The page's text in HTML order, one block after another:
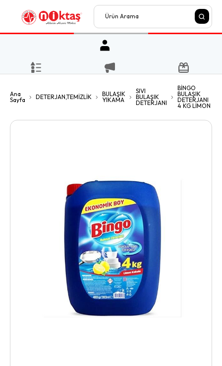
Ana
Sayfa
DETERJAN,TEMİZLİK
BULAŞIK
YIKAMA
SIVI
BULAŞIK
DETERJANI
BİNGO
BULAŞIK
DETERJANI
4 KG LİMON